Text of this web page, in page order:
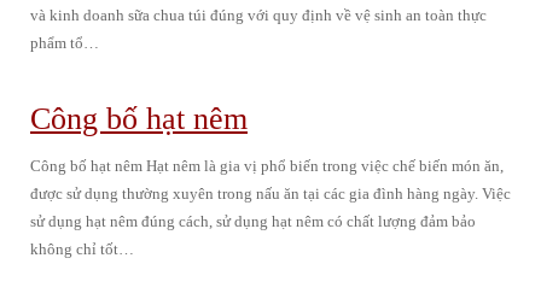
và kinh doanh sữa chua túi đúng với quy định về vệ sinh an toàn thực
phẩm tổ…
Công bố hạt nêm
Công bố hạt nêm Hạt nêm là gia vị phổ biến trong việc chế biến món ăn,
được sử dụng thường xuyên trong nấu ăn tại các gia đình hàng ngày. Việc
sử dụng hạt nêm đúng cách, sử dụng hạt nêm có chất lượng đảm bảo
không chỉ tốt…